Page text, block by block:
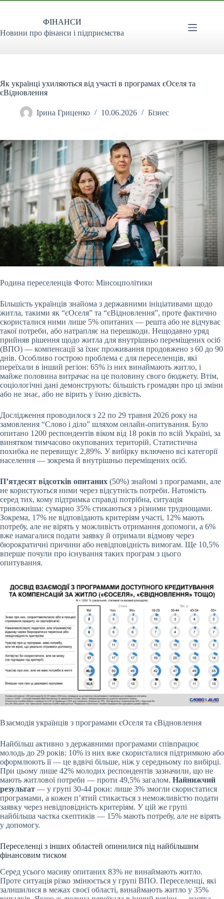
Перейти
ФІНАНСИ
Новини про фінанси і підприємства
Як українці ухиляються від участі в програмах єОселя та
єВідновлення
Ірина Гриценко 10.06.2026 Бізнес
Родина переселенців Фото: Мінсоцполітики
Більшість українців знайома з державними ініціативами щодо
житла, такими як “єОселя” та “єВідновлення”, проте фактично
скористалися ними лише 5% опитаних — решта або не відчуває
такої потреби, або натрапляє на перешкоди. Нещодавно уряд
прийняв рішення щодо житла для внутрішньо переміщених осіб
(ВПО) — компенсації за їхнє проживання продовжено з 60 до 90
днів. Особливо гострою проблема є для переселенців, які
переїхали в інший регіон: 65% із них винаймають житло, і
майже половина витрачає на це половину свого бюджету. Втім,
соціологічні дані демонструють: більшість громадян про ці зміни
або не знає, або не вірить у їхню дієвість.
Дослідження проводилося з 22 по 29 травня 2026 року на
замовлення “Слово і діло” шляхом онлайн-опитування. Було
опитано 1200 респондентів віком від 18 років по всій Україні, за
винятком тимчасово окупованих територій. Статистична
похибка не перевищує 2,89%. У вибірку включено всі категорії
населення — зокрема й внутрішньо переміщених осіб.
П’ятдесят відсотків опитаних (50%) знайомі з програмами, але
не користуються ними через відсутність потреби. Натомість
серед тих, кому підтримка справді потрібна, ситуація
тривожніша: сумарно 35% стикаються з різними труднощами.
Зокрема, 17% не відповідають критеріям участі, 12% мають
потребу, але не вірять у можливість отримання допомоги, а 6%
вже намагалися подати заявку й отримали відмову через
бюрократичні причини або невідповідність вимогам. Ще 10,5%
вперше почули про існування таких програм з цього
опитування.
Взаємодія українців з програмами єОселя та єВідновлення
Найбільш активно з державними програмами співпрацює
молодь до 29 років: 10% із них вже скористалися підтримкою або
оформлюють її — це вдвічі більше, ніж у середньому по вибірці.
При цьому лише 42% молодих респондентів зазначили, що не
мають житлової потреби — проти 49,5% загалом. Найнижчий
результат — у групі 30-44 роки: лише 3% змогли скористатися
програмами, а кожен п’ятий стикається з неможливістю подати
заявку через невідповідність критеріям. У цій же групі
найбільша частка скептиків — 15% мають потребу, але не вірять
у допомогу.
Переселенці з інших областей опинилися під найбільшим
фінансовим тиском
Серед усього масиву опитаних 83% не винаймають житло.
Проте ситуація різко змінюється у групі ВПО. Переселенці, які
залишилися в межах своєї області, винаймають житло у 35%